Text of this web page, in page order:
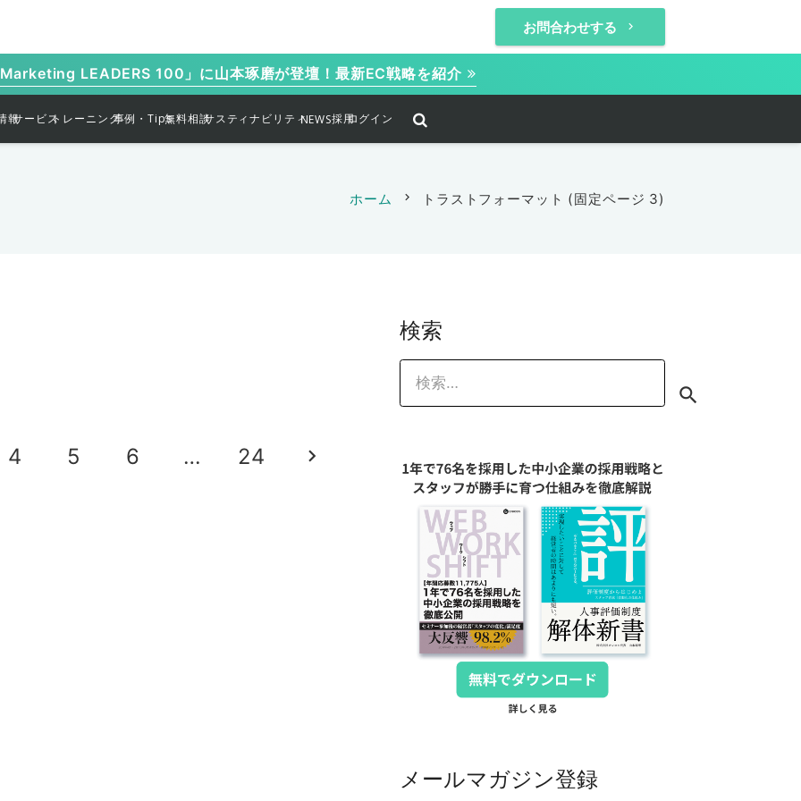
お問合わせする keyboard_arrow_right
Marketing LEADERS 100」に山本琢磨が登壇！最新EC戦略を紹介
報サービストレーニング事例・Tips無料相談サスティナビリティNEWS採用ログイン
ホーム chevron_right トラストフォーマット (固定ページ 3)
2023-06-23 山本 琢磨
2023-06-20 山本 琢磨
2023-06-16 山本 琢磨
月5日分 受講ページ
4 5 6 … 24
検索
メールマガジン登録